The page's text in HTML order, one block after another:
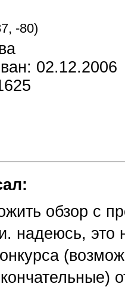
, -80)
02.12.2006
обзор с
надеюсь, это